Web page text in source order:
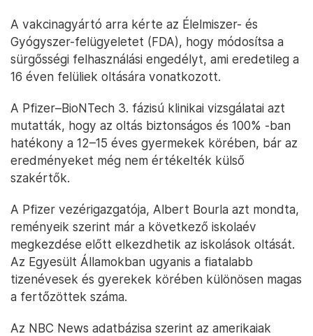
A vakcinagyártó arra kérte az Élelmiszer- és
Gyógyszer-felügyeletet (FDA), hogy módosítsa a
sürgősségi felhasználási engedélyt, ami eredetileg a
16 éven felüliek oltására vonatkozott.
A Pfizer–BioNTech 3. fázisú klinikai vizsgálatai azt
mutatták, hogy az oltás biztonságos és 100% -ban
hatékony a 12–15 éves gyermekek körében, bár az
eredményeket még nem értékelték külső
szakértők.
A Pfizer vezérigazgatója, Albert Bourla azt mondta,
reményeik szerint már a következő iskolaév
megkezdése előtt elkezdhetik az iskolások oltását.
Az Egyesült Államokban ugyanis a fiatalabb
tizenévesek és gyerekek körében különösen magas
a fertőzöttek száma.
Az NBC News adatbázisa szerint az amerikaiak